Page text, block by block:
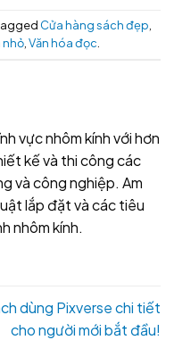
Cửa hàng sách đẹp,
nhỏ,Văn hóa đọc.
vực nhôm kính với hơn
kế và thi công các
và công nghiệp. Am
lắp đặt và các tiêu
nhôm kính.
dùng Pixverse chi tiết
cho người mới bắt đầu!